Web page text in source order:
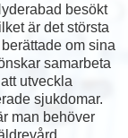
besökt
är det största
om sina
samarbeta
utveckla
sjukdomar.
man behöver